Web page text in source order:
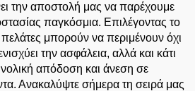
την αποστολή μας να παρέχουμε
παγκόσμια. Επιλέγοντας το
μπορούν να περιμένουν όχι
την ασφάλεια, αλλά και κάτι
απόδοση και άνεση σε
Ανακαλύψτε σήμερα τη σειρά μας